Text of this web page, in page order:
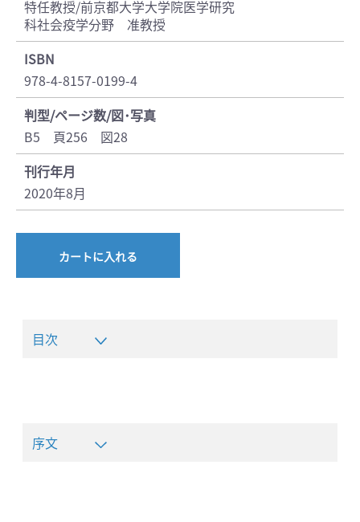
特任教授/前京都大学大学院医学研究
科社会疫学分野 准教授
ISBN
978-4-8157-0199-4
判型/ページ数/図･写真
B5 頁256 図28
刊行年月
2020年8月
カートに入れる
目次
序文